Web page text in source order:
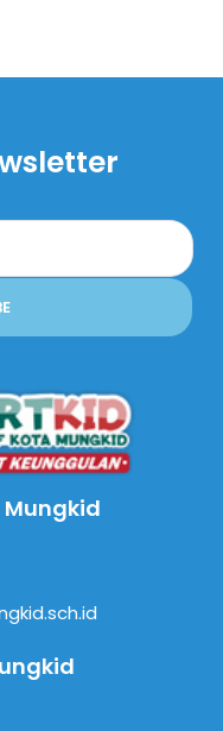
Mungkid